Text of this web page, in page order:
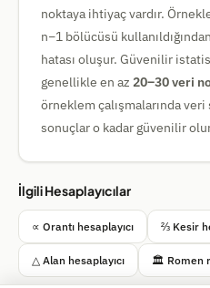
noktaya ihtiyaç vardır.
n−1 bölücüsü
hatası oluşur. Güvenilir
genellikle en az 20–30 veri
örneklem çalışmalarında veri
sonuçlar o kadar güvenilir
İlgili Hesaplayıcılar
∝ Orantı hesaplayıcı ⅔ Kesir
△ Alan hesaplayıcı 🏛️ Romen